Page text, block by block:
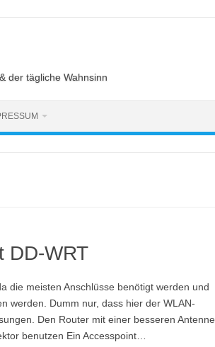
der tägliche Wahnsinn
DD-WRT
die meisten Anschlüsse benötigt werden und
werden. Dumm nur, dass hier der WLAN-
Den Router mit einer besseren Antenne
benutzen Ein Accesspoint…